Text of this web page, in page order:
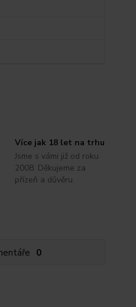
Více jak 18 let na trhu
Jsme s vámi již od roku
2008. Děkujeme za
přízeň a důvěru.
0